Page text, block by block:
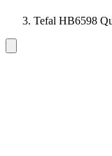
Tefal HB6598